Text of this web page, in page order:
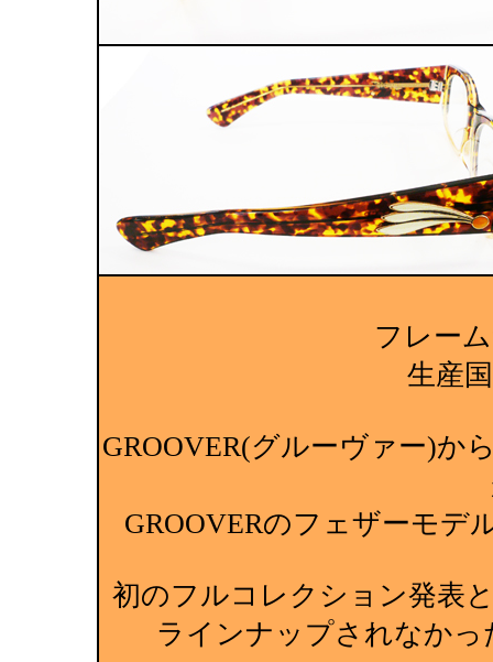
フレー
生産
GROOVER(グルーヴァー)か
GROOVERのフェザーモデ
初のフルコレクション発表
ラインナップされなか